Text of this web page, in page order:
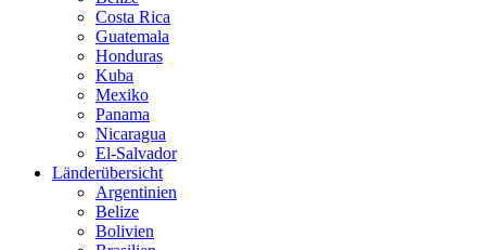
Costa Rica
Guatemala
Honduras
Kuba
Mexiko
Panama
Nicaragua
El-Salvador
Länderübersicht
Argentinien
Belize
Bolivien